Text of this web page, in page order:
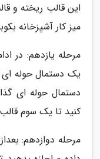
این قالب ریخته و
میز کار آشپزخانه
مرحله یازدهم: در
یک دستمال حوله ای
دستمال حوله ای
کنید تا یک سوم
مرحله دوازدهم: